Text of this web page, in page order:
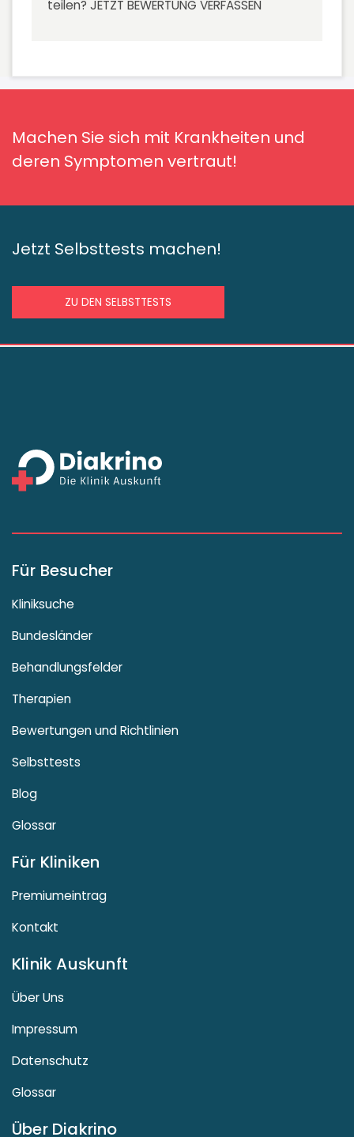
teilen? JETZT BEWERTUNG VERFASSEN
Machen Sie sich mit Krankheiten und
deren Symptomen vertraut!
Jetzt Selbsttests machen!
ZU DEN SELBSTTESTS
Für Besucher
Kliniksuche
Bundesländer
Behandlungsfelder
Therapien
Bewertungen und Richtlinien
Selbsttests
Blog
Glossar
Für Kliniken
Premiumeintrag
Kontakt
Klinik Auskunft
Über Uns
Impressum
Datenschutz
Glossar
Über Diakrino